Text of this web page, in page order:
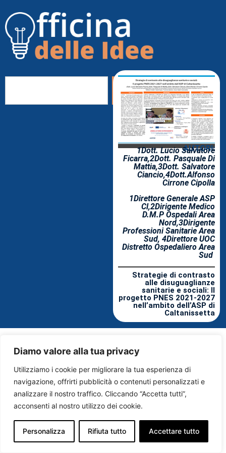
Diamo valore alla tua privacy
Utilizziamo i cookie per migliorare la tua esperienza di
navigazione, offrirti pubblicità o contenuti personalizzati e
analizzare il nostro traffico. Cliccando “Accetta tutti”,
acconsenti al nostro utilizzo dei cookie.
Personalizza Rifiuta tutto Accettare tutto
AUTORI:
1Dott. Lucio Salvatore
Ficarra,2Dott. Pasquale Di
Mattia,3Dott. Salvatore
Ciancio,4Dott.Alfonso
Cirrone Cipolla
1Direttore Generale ASP
Cl,2Dirigente Medico
D.M.P Ospedali Area
Nord,3Dirigente
Professioni Sanitarie Area
Sud, 4Direttore UOC
Distretto Ospedaliero Area
Sud
Strategie di contrasto
alle disuguaglianze
sanitarie e sociali: Il
progetto PNES 2021-2027
nell’ambito dell’ASP di
Caltanissetta